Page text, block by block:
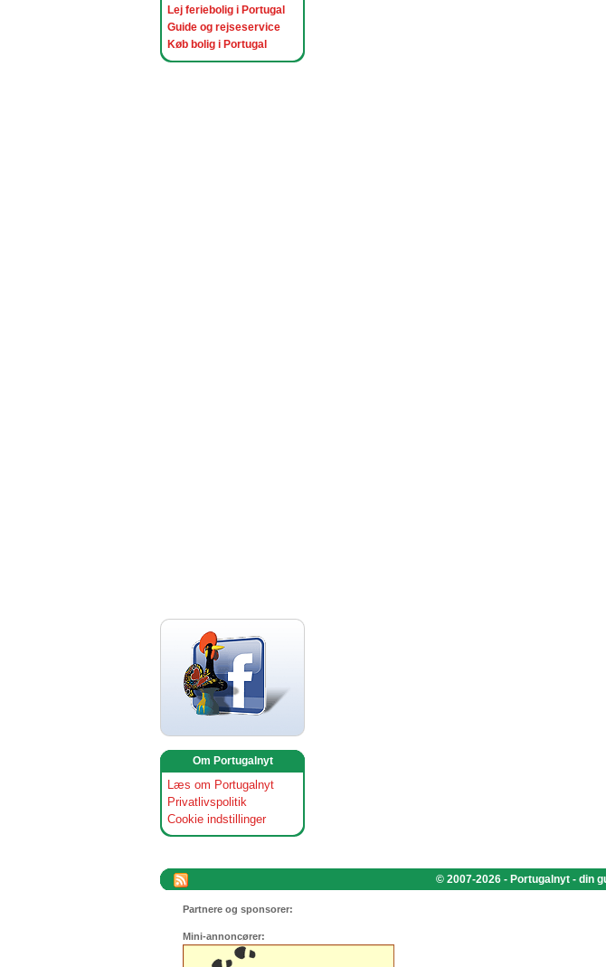
Lej feriebolig i Portugal
Guide og rejseservice
Køb bolig i Portugal
Om Portugalnyt
Læs om Portugalnyt
Privatlivspolitik
Cookie indstillinger
© 2007-2026 - Portugalnyt - din
Partnere og sponsorer:
Mini-annoncører: